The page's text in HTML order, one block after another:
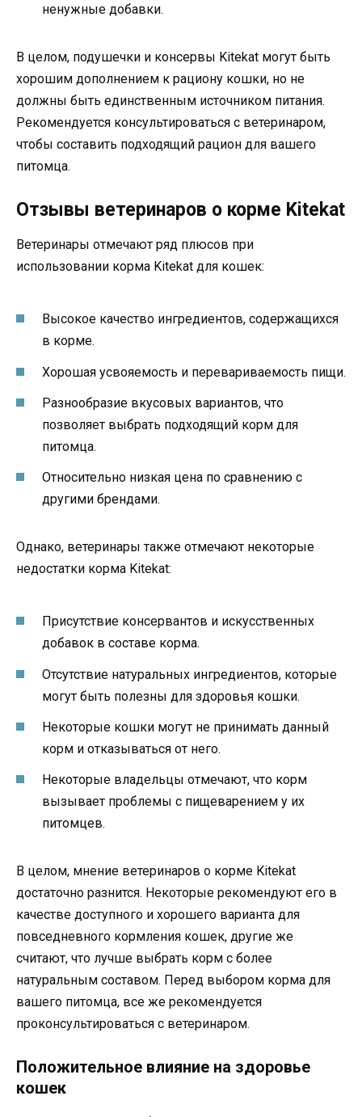
ненужные добавки.
В целом, подушечки и консервы Kitekat могут быть
хорошим дополнением к рациону кошки, но не
должны быть единственным источником питания.
Рекомендуется консультироваться с ветеринаром,
чтобы составить подходящий рацион для вашего
питомца.
Отзывы ветеринаров о корме Kitekat
Ветеринары отмечают ряд плюсов при
использовании корма Kitekat для кошек:
Высокое качество ингредиентов, содержащихся
в корме.
Хорошая усвояемость и перевариваемость пищи.
Разнообразие вкусовых вариантов, что
позволяет выбрать подходящий корм для
питомца.
Относительно низкая цена по сравнению с
другими брендами.
Однако, ветеринары также отмечают некоторые
недостатки корма Kitekat:
Присутствие консервантов и искусственных
добавок в составе корма.
Отсутствие натуральных ингредиентов, которые
могут быть полезны для здоровья кошки.
Некоторые кошки могут не принимать данный
корм и отказываться от него.
Некоторые владельцы отмечают, что корм
вызывает проблемы с пищеварением у их
питомцев.
В целом, мнение ветеринаров о корме Kitekat
достаточно разнится. Некоторые рекомендуют его в
качестве доступного и хорошего варианта для
повседневного кормления кошек, другие же
считают, что лучше выбрать корм с более
натуральным составом. Перед выбором корма для
вашего питомца, все же рекомендуется
проконсультироваться с ветеринаром.
Положительное влияние на здоровье
кошек